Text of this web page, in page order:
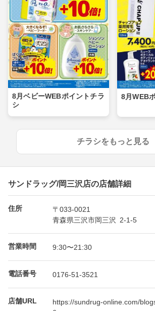
8月ベビーWEBポイントチラ
シ
8月WEB
チラシをもっと見る
サンドラッグ/岡三沢店の店舗詳細
住所
〒033-0021
青森県三沢市岡三沢 2-1-5
営業時間 9:30〜21:30
電話番号 0176-51-3521
店舗URL
https://sundrug-online.com/